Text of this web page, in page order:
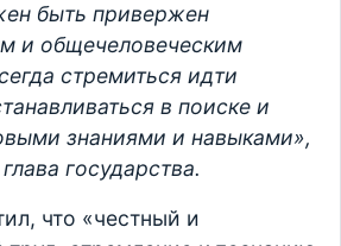
быть привержен
и общечеловеческим
стремиться идти
в поиске и
знаниями и навыками»,
государства.
что «честный и